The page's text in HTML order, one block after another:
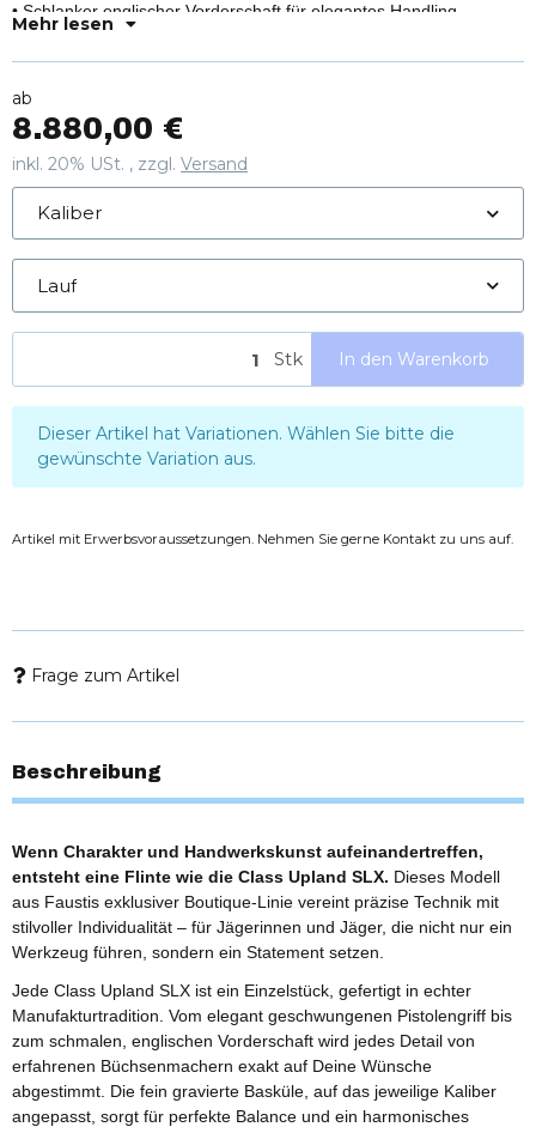
• Schlanker englischer Vorderschaft für elegantes Handling
• Präziser Einabzug mit wählbarem Lauf
• Automatische Ejektoren für zügige Schussfolgen
• Messingkorn und Multichokes für flexible Einsatzbereiche
Mehr lesen
ab
8.880,00 €
inkl. 20% USt. , zzgl. Versand
Kaliber
Lauf
Stk In den Warenkorb
xDieser Artikel hat Variationen. Wählen Sie bitte die
gewünschte Variation aus.
Artikel mit Erwerbsvoraussetzungen. Nehmen Sie gerne Kontakt zu uns auf.
Frage zum Artikel
Beschreibung
Wenn Charakter und Handwerkskunst aufeinandertreffen,
entsteht eine Flinte wie die Class Upland SLX. Dieses Modell
aus Faustis exklusiver Boutique-Linie vereint präzise Technik mit
stilvoller Individualität – für Jägerinnen und Jäger, die nicht nur ein
Werkzeug führen, sondern ein Statement setzen.
Jede Class Upland SLX ist ein Einzelstück, gefertigt in echter
Manufakturtradition. Vom elegant geschwungenen Pistolengriff bis
zum schmalen, englischen Vorderschaft wird jedes Detail von
erfahrenen Büchsenmachern exakt auf Deine Wünsche
abgestimmt. Die fein gravierte Basküle, auf das jeweilige Kaliber
angepasst, sorgt für perfekte Balance und ein harmonisches